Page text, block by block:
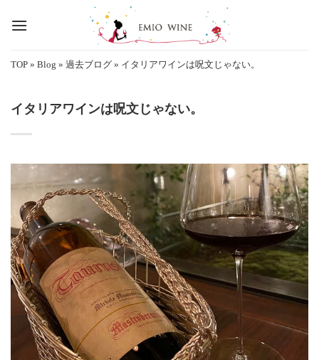
TOP » Blog » 過去ブログ » イタリアワインは呪文じゃない。
イタリアワインは呪文じゃない。